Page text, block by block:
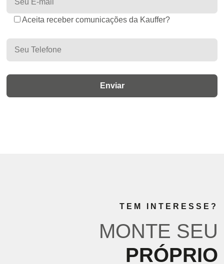
Aceita receber comunicações da Kauffer?
TEM INTERESSE?
MONTE SEU
PRÓPRIO